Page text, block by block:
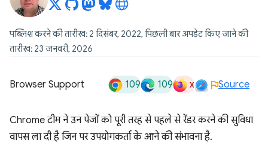
पब्लिश करने की तारीख: 2 दिसंबर, 2022, पिछली बार अपडेट किए जाने की
तारीख: 23 जनवरी, 2026
Browser Support 109 109 x Source
Chrome टीम ने उन पेजों को पूरी तरह से पहले से रेंडर करने की सुविधा
वापस ला दी है जिन पर उपयोगकर्ता के आने की संभावना है.